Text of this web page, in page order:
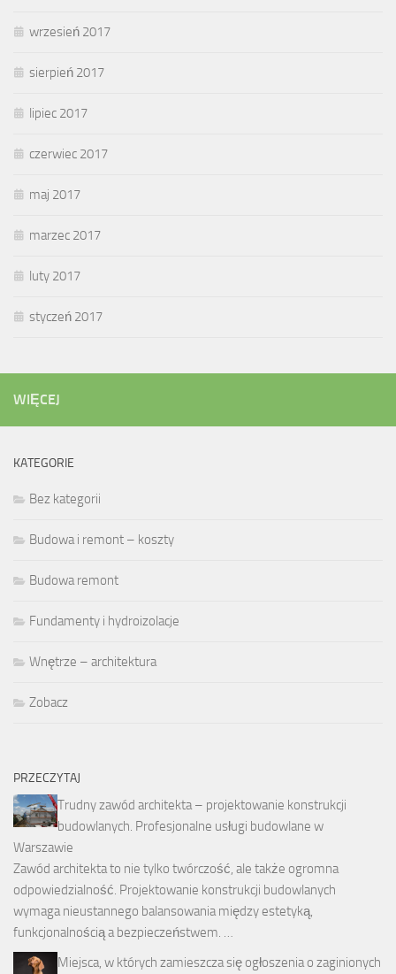
wrzesień 2017
sierpień 2017
lipiec 2017
czerwiec 2017
maj 2017
marzec 2017
luty 2017
styczeń 2017
WIĘCEJ
KATEGORIE
Bez kategorii
Budowa i remont – koszty
Budowa remont
Fundamenty i hydroizolacje
Wnętrze – architektura
Zobacz
PRZECZYTAJ
Trudny zawód architekta – projektowanie konstrukcji
budowlanych. Profesjonalne usługi budowlane w
Warszawie
Zawód architekta to nie tylko twórczość, ale także ogromna
odpowiedzialność. Projektowanie konstrukcji budowlanych
wymaga nieustannego balansowania między estetyką,
funkcjonalnością a bezpieczeństwem. …
Miejsca, w których zamieszcza się ogłoszenia o zaginionych